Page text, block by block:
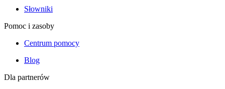
Słowniki
Pomoc i zasoby
Centrum pomocy
Blog
Dla partnerów